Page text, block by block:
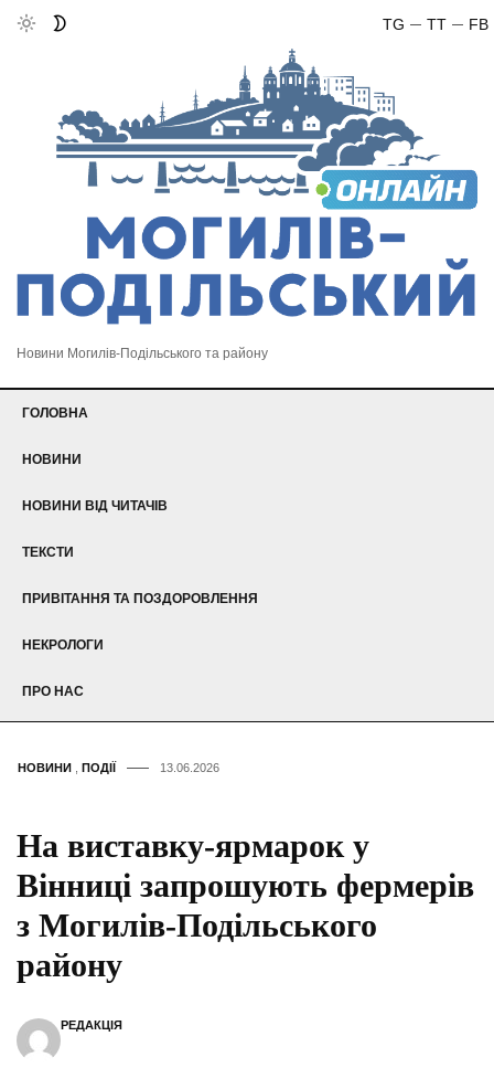
FB
TT
TG
Новини Могилів-Подільського та району
ГОЛОВНА
НОВИНИ
НОВИНИ ВІД ЧИТАЧІВ
ТЕКСТИ
ПРИВІТАННЯ ТА ПОЗДОРОВЛЕННЯ
НЕКРОЛОГИ
ПРО НАС
НОВИНИ ПОДІЇ 13.06.2026
На виставку-ярмарок у
Вінниці запрошують фермерів
з Могилів-Подільського
району
РЕДАКЦІЯ